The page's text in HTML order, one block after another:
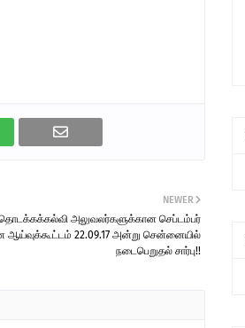
NEWER
தொடக்கக்கல்வி அலுவலர்களுக்கான செப்டம்பர்
ஆய்வுக்கூட்டம் 22.09.17 அன்று சென்னையில்
நடைபெறுதல் சார்பு!!